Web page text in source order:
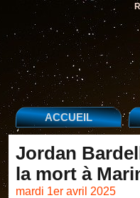
ACCUEIL
Jordan
la mort à
mardi 1er avril 2025